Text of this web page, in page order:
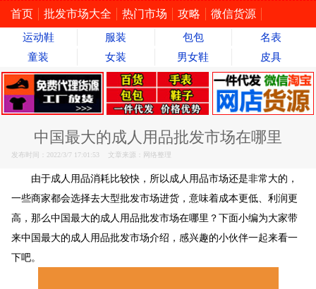
首页 批发市场大全 热门市场 攻略 微信货源
运动鞋 服装 包包
名表
童装
女装 男女鞋 皮具
中国最大的成人用品批发市场在哪里
发布时间：2022/3/7 17:01:53 文章来源：网络整理
由于成人用品消耗比较快，所以成人用品市场还是非常大的，
一些商家都会选择去大型批发市场进货，意味着成本更低、利润更
高，那么中国最大的成人用品批发市场在哪里？下面小编为大家带
来中国最大的成人用品批发市场介绍，感兴趣的小伙伴一起来看一
下吧。